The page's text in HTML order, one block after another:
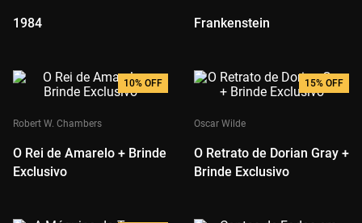
1984 Frankenstein
Robert W. Chambers
O Rei de Amarelo + Brinde
Exclusivo
10% OFF
Oscar Wilde
O Retrato de Dorian Gray +
Brinde Exclusivo
15% OFF